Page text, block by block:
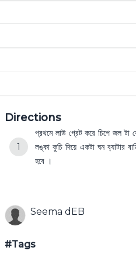
Directions
প্রথমে লাউ গ্রেট করে চিপে জল
লঙ্কা কুচি দিয়ে একটা ঘন ব‍্যাটার
হবে ।
Seema dEB
#Tags